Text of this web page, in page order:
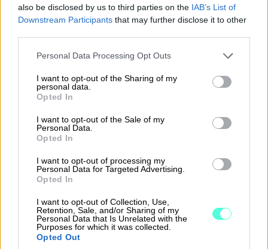
also be disclosed by us to third parties on the IAB’s List of
Downstream Participants that may further disclose it to other
Please note that this website/app uses one or more Google
not limited to your visit or usage behaviour. You may click to
grant or deny consent to Google and its third-party tags to
use your data for below specified purposes in below Google
consent section.
Personal Data Processing Opt Outs
I want to opt-out of the Sharing of my
personal data.
Opted In
I want to opt-out of the Sale of my
Personal Data.
Opted In
I want to opt-out of processing my
Personal Data for Targeted Advertising.
Opted In
I want to opt-out of Collection, Use,
Retention, Sale, and/or Sharing of my
Personal Data that Is Unrelated with the
Purposes for which it was collected.
Opted Out
Sopimuskoneesta
kirjallisesti ja kattavasti, jottei
lomauttamisen toteuttamistavasta tai
määräaikojen noudattamisesta jää
työntekijän...
LUE ARTIKKELI ⟶